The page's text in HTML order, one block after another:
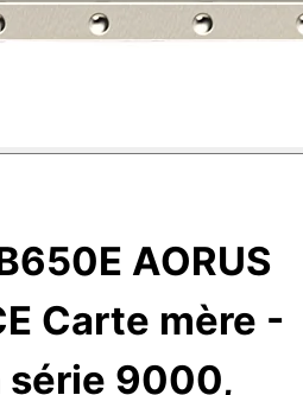
AORUS
Carte mère -
série 9000,